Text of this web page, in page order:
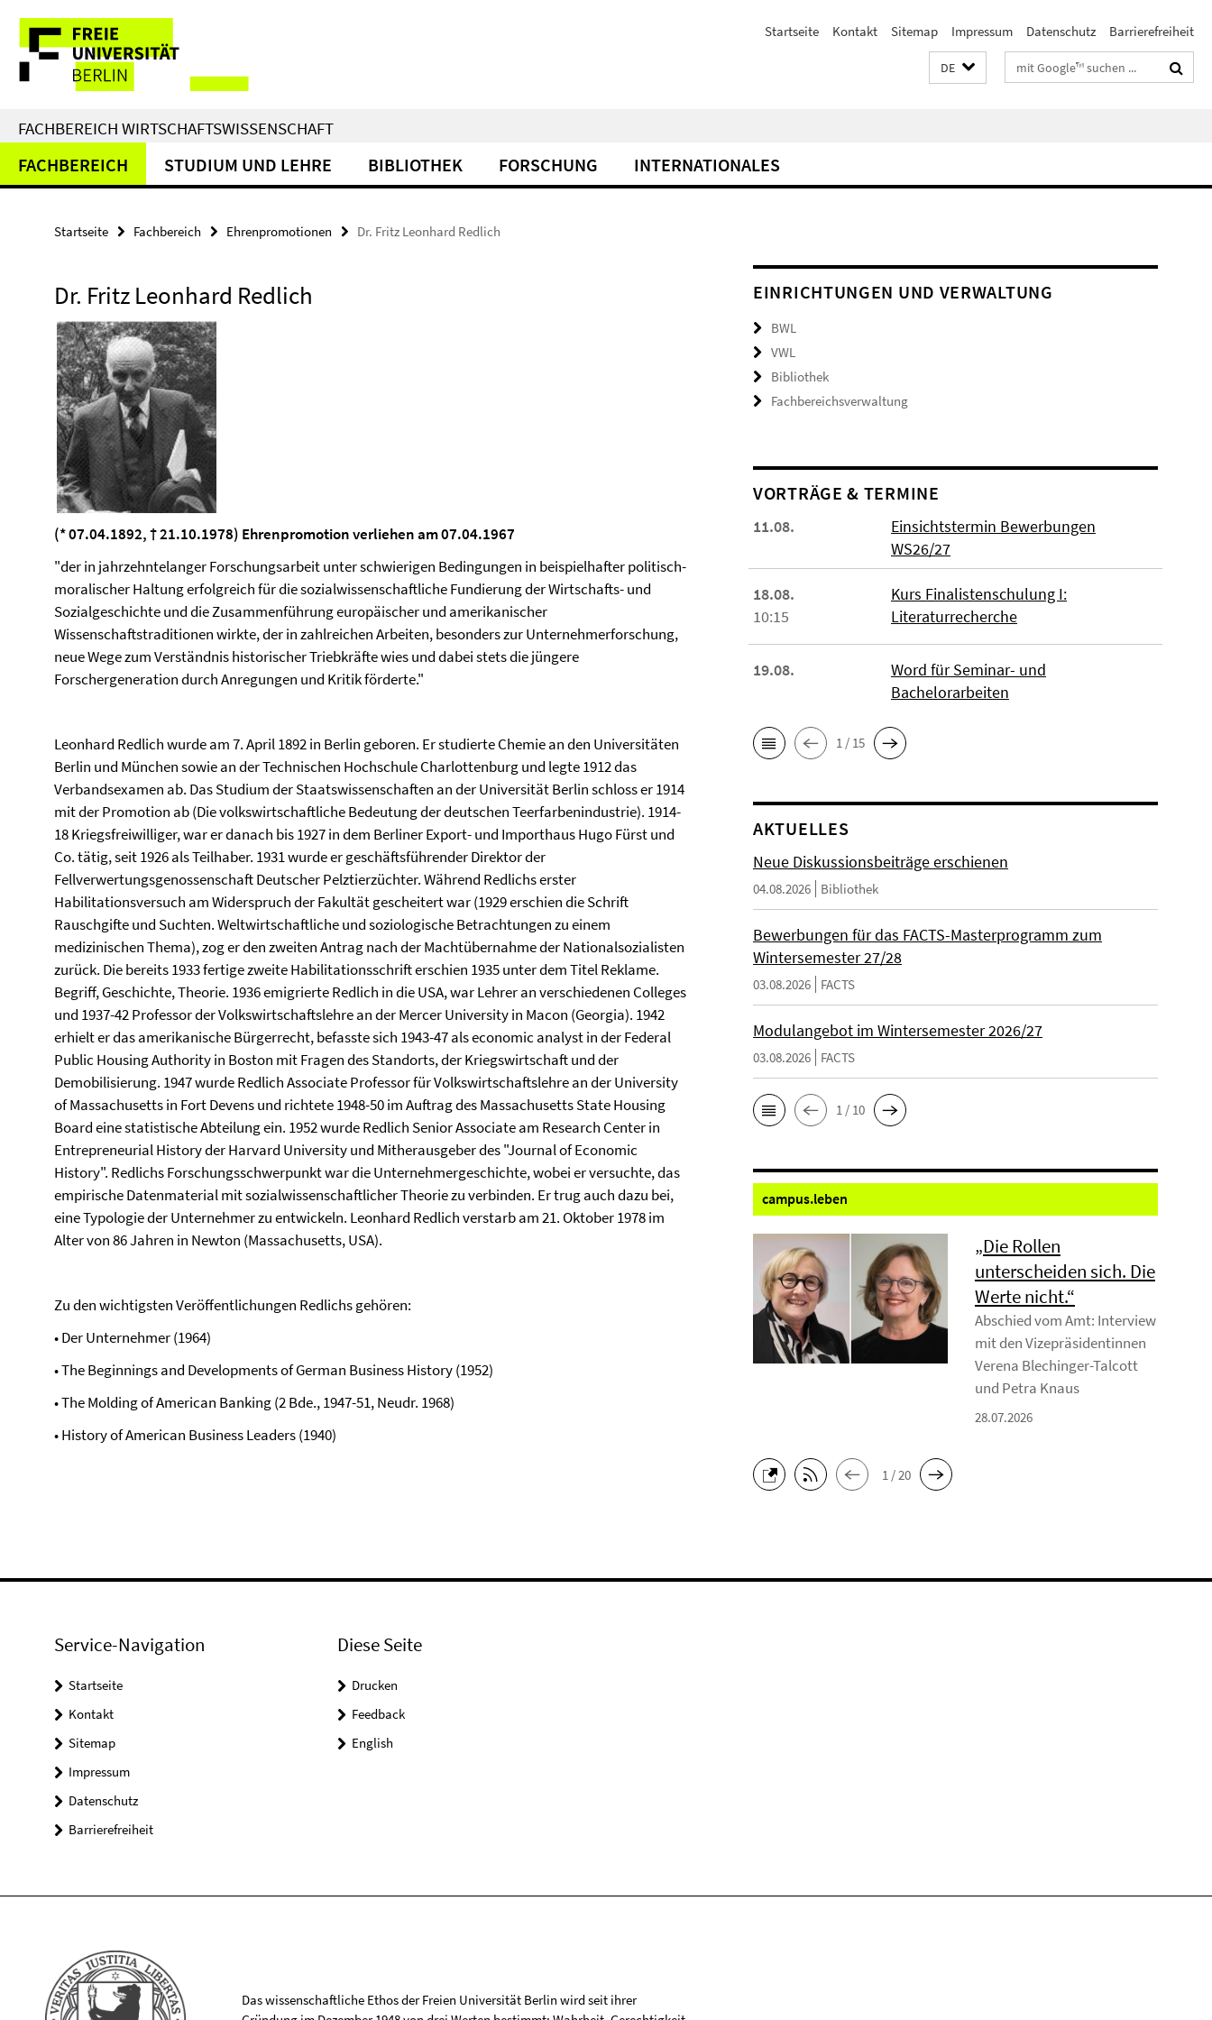
direkt
Inhalt
Service-
Navigation
Startseite Kontakt Sitemap Impressum Datenschutz Barrierefreiheit
DE Suchbegriffe
FACHBEREICH WIRTSCHAFTSWISSENSCHAFT
FACHBEREICH STUDIUM UND LEHRE BIBLIOTHEK FORSCHUNG INTERNATIONALES
Startseite Fachbereich Ehrenpromotionen Dr. Fritz Leonhard Redlich
Dr. Fritz Leonhard Redlich
(* 07.04.1892, † 21.10.1978) Ehrenpromotion verliehen am 07.04.1967
"der in jahrzehntelanger Forschungsarbeit unter schwierigen Bedingungen in beispielhafter politisch-
moralischer Haltung erfolgreich für die sozialwissenschaftliche Fundierung der Wirtschafts- und
Sozialgeschichte und die Zusammenführung europäischer und amerikanischer
Wissenschaftstraditionen wirkte, der in zahlreichen Arbeiten, besonders zur Unternehmerforschung,
neue Wege zum Verständnis historischer Triebkräfte wies und dabei stets die jüngere
Forschergeneration durch Anregungen und Kritik förderte."
Leonhard Redlich wurde am 7. April 1892 in Berlin geboren. Er studierte Chemie an den Universitäten
Berlin und München sowie an der Technischen Hochschule Charlottenburg und legte 1912 das
Verbandsexamen ab. Das Studium der Staatswissenschaften an der Universität Berlin schloss er 1914
mit der Promotion ab (Die volkswirtschaftliche Bedeutung der deutschen Teerfarbenindustrie). 1914-
18 Kriegsfreiwilliger, war er danach bis 1927 in dem Berliner Export- und Importhaus Hugo Fürst und
Co. tätig, seit 1926 als Teilhaber. 1931 wurde er geschäftsführender Direktor der
Fellverwertungsgenossenschaft Deutscher Pelztierzüchter. Während Redlichs erster
Habilitationsversuch am Widerspruch der Fakultät gescheitert war (1929 erschien die Schrift
Rauschgifte und Suchten. Weltwirtschaftliche und soziologische Betrachtungen zu einem
medizinischen Thema), zog er den zweiten Antrag nach der Machtübernahme der Nationalsozialisten
zurück. Die bereits 1933 fertige zweite Habilitationsschrift erschien 1935 unter dem Titel Reklame.
Begriff, Geschichte, Theorie. 1936 emigrierte Redlich in die USA, war Lehrer an verschiedenen Colleges
und 1937-42 Professor der Volkswirtschaftslehre an der Mercer University in Macon (Georgia). 1942
erhielt er das amerikanische Bürgerrecht, befasste sich 1943-47 als economic analyst in der Federal
Public Housing Authority in Boston mit Fragen des Standorts, der Kriegswirtschaft und der
Demobilisierung. 1947 wurde Redlich Associate Professor für Volkswirtschaftslehre an der University
of Massachusetts in Fort Devens und richtete 1948-50 im Auftrag des Massachusetts State Housing
Board eine statistische Abteilung ein. 1952 wurde Redlich Senior Associate am Research Center in
Entrepreneurial History der Harvard University und Mitherausgeber des "Journal of Economic
History". Redlichs Forschungsschwerpunkt war die Unternehmergeschichte, wobei er versuchte, das
empirische Datenmaterial mit sozialwissenschaftlicher Theorie zu verbinden. Er trug auch dazu bei,
eine Typologie der Unternehmer zu entwickeln. Leonhard Redlich verstarb am 21. Oktober 1978 im
Alter von 86 Jahren in Newton (Massachusetts, USA).
Zu den wichtigsten Veröffentlichungen Redlichs gehören:
• Der Unternehmer (1964)
• The Beginnings and Developments of German Business History (1952)
• The Molding of American Banking (2 Bde., 1947-51, Neudr. 1968)
• History of American Business Leaders (1940)
EINRICHTUNGEN UND VERWALTUNG
BWL
VWL
Bibliothek
Fachbereichsverwaltung
VORTRÄGE & TERMINE
11.08.
Einsichtstermin Bewerbungen
WS26/27
18.08.
10:15
Kurs Finalistenschulung I:
Literaturrecherche
19.08.
Word für Seminar- und
Bachelorarbeiten
1 / 15
AKTUELLES
Neue Diskussionsbeiträge erschienen
04.08.2026 Bibliothek
Bewerbungen für das FACTS-Masterprogramm zum
Wintersemester 27/28
03.08.2026 FACTS
Modulangebot im Wintersemester 2026/27
03.08.2026 FACTS
1 / 10
campus.leben
„Die Rollen
unterscheiden sich. Die
Werte nicht.“
Abschied vom Amt: Interview
mit den Vizepräsidentinnen
Verena Blechinger-Talcott
und Petra Knaus
28.07.2026
1 / 20
Service-Navigation
Startseite
Kontakt
Sitemap
Impressum
Datenschutz
Barrierefreiheit
Diese Seite
Drucken
Feedback
English
Das wissenschaftliche Ethos der Freien Universität Berlin wird seit ihrer